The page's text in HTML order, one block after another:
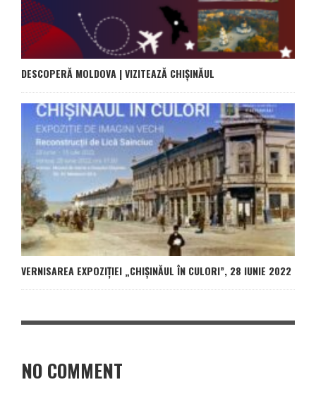
DESCOPERĂ MOLDOVA | VIZITEAZĂ CHIȘINĂUL
VERNISAREA EXPOZIȚIEI „CHIȘINĂUL ÎN CULORI”, 28 IUNIE 2022
NO COMMENT